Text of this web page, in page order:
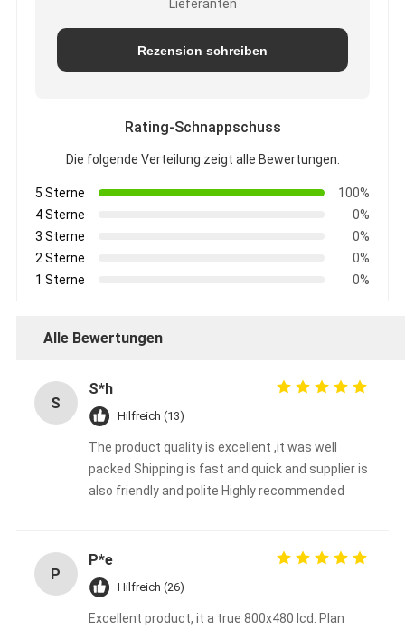
Lieferanten
Rezension schreiben
Rating-Schnappschuss
Die folgende Verteilung zeigt alle Bewertungen.
5 Sterne
100%
4 Sterne
0%
3 Sterne
0%
2 Sterne
0%
1 Sterne
0%
Alle Bewertungen
S
S*h
Hilfreich (13)
The product quality is excellent ,it was well
packed Shipping is fast and quick and supplier is
also friendly and polite Highly recommended
P
P*e
Hilfreich (26)
Excellent product, it a true 800x480 lcd. Plan